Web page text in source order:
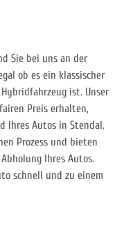
Sie bei uns an der
ob es ein klassischer
ist. Unser
Preis erhalten,
Ihres Autos in Stendal.
Prozess und bieten
Ihres Autos.
schnell und zu einem